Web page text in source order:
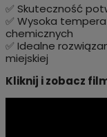
✅ Skuteczność
✅ Wysoka
chemicznych
✅ Idealne
miejskiej
Kliknij i zobacz